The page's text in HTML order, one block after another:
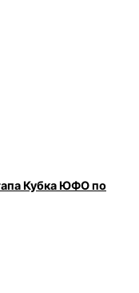
Кубка ЮФО по